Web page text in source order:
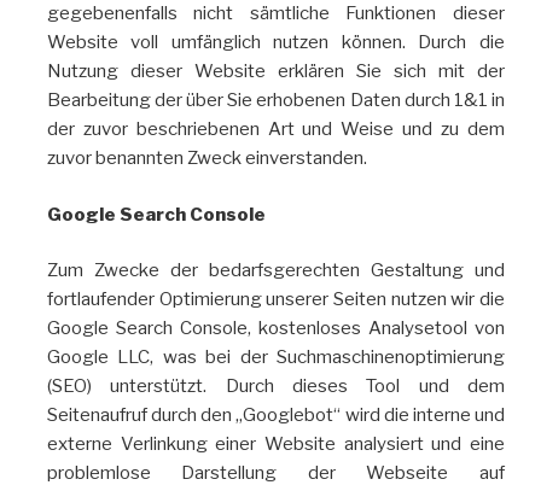
gegebenenfalls nicht sämtliche Funktionen dieser
Website voll umfänglich nutzen können. Durch die
Nutzung dieser Website erklären Sie sich mit der
Bearbeitung der über Sie erhobenen Daten durch 1&1 in
der zuvor beschriebenen Art und Weise und zu dem
zuvor benannten Zweck einverstanden.
Google Search Console
Zum Zwecke der bedarfsgerechten Gestaltung und
fortlaufender Optimierung unserer Seiten nutzen wir die
Google Search Console, kostenloses Analysetool von
Google LLC, was bei der Suchmaschinenoptimierung
(SEO) unterstützt. Durch dieses Tool und dem
Seitenaufruf durch den „Googlebot“ wird die interne und
externe Verlinkung einer Website analysiert und eine
problemlose Darstellung der Webseite auf